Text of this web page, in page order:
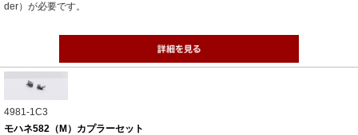
der）が必要です。
4981-1C3
モハネ582（M）カプラーセット